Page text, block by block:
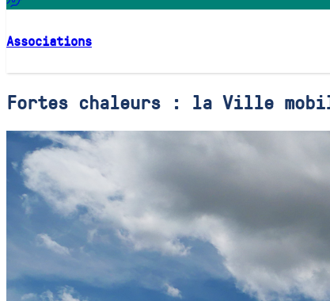
Associations
Fortes chaleurs : la Ville